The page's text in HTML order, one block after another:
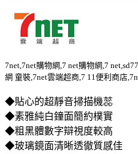
7net,7net購物網,7 net購物網,7
網 童裝,7net雲端超商,7 11便利商店
◆貼心的超靜音掃描機蕊
◆素雅純白鐘面簡約樸實
◆粗黑體數字辯視度較高
◆玻璃鏡面清晰透徹質感佳